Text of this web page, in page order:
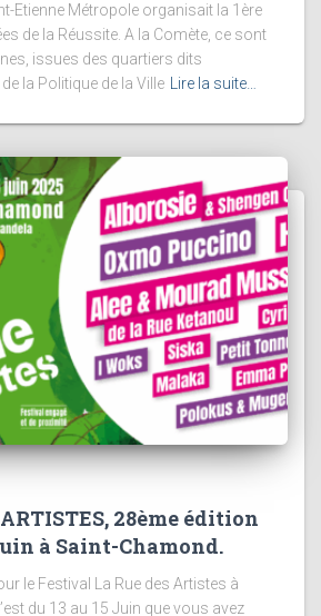
Etienne Métropole organisait la 1ère
de la Réussite. A la Comète, ce sont
issues des quartiers dits
la Politique de la Ville Lire la suite…
28ème édition
à Saint-Chamond.
le Festival La Rue des Artistes à
du 13 au 15 Juin que vous avez